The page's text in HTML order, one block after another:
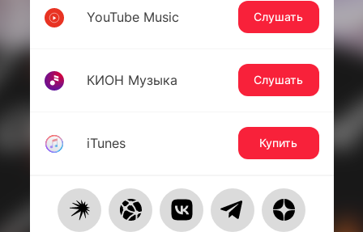
YouTube Music Слушать
КИОН Музыка Слушать
iTunes Купить